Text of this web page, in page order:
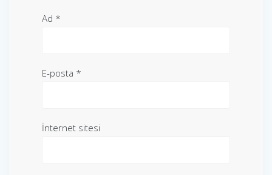
Ad *
E-posta *
İnternet sitesi